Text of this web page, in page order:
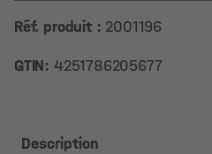
Réf. produit : 2001196
GTIN: 4251786205677
Description